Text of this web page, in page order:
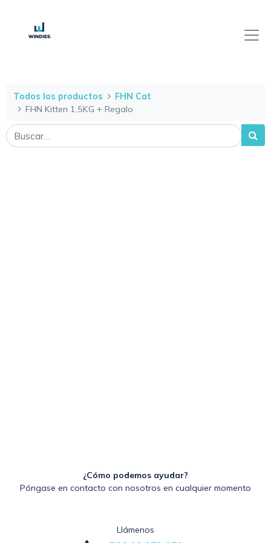
Todos los productos
FHN Cat
FHN Kitten 1,5KG + Regalo
¿Cómo podemos ayudar?
Póngase en contacto con nosotros en cualquier momento
Llámenos